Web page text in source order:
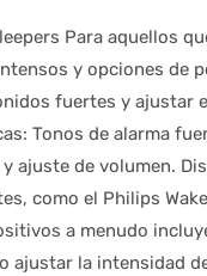
Para aquellos
y opciones de
fuertes y ajustar
Tonos de alarma
ajuste de volumen.
como el Philips
a menudo
ajustar la intensidad